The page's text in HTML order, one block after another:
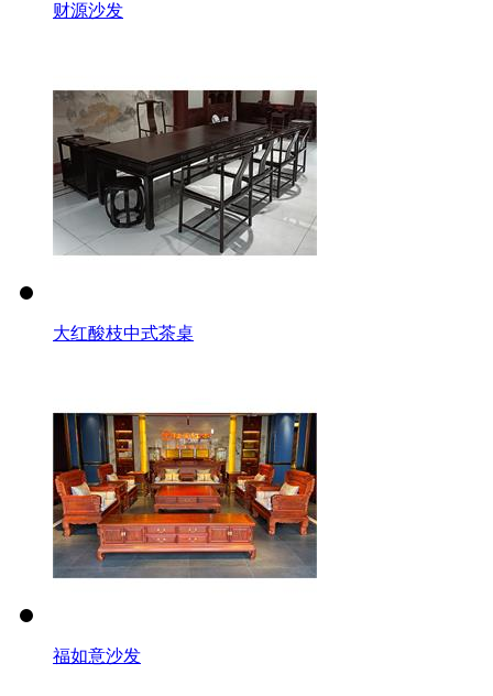
财源沙发
大红酸枝中式茶桌
福如意沙发